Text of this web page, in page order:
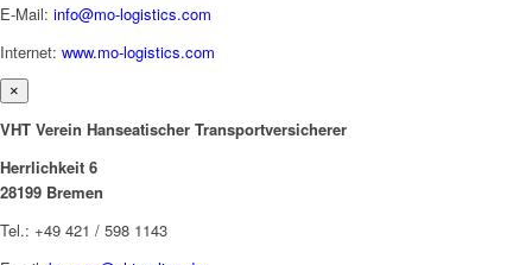
E-Mail: info@mo-logistics.com
Internet: www.mo-logistics.com
×
VHT Verein Hanseatischer Transportversicherer
Herrlichkeit 6
28199 Bremen
Tel.: +49 421 / 598 1143